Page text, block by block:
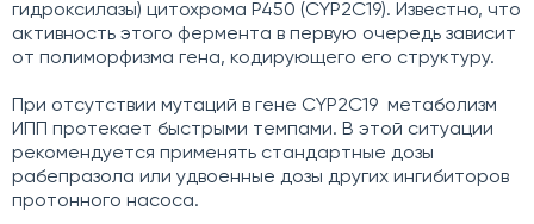
гидроксилазы) цитохрома Р450 (CYP2C19). Известно, что
активность этого фермента в первую очередь зависит
от полиморфизма гена, кодирующего его структуру.
При отсутствии мутаций в гене CYP2C19 метаболизм
ИПП протекает быстрыми темпами. В этой ситуации
рекомендуется применять стандартные дозы
рабепразола или удвоенные дозы других ингибиторов
протонного насоса.